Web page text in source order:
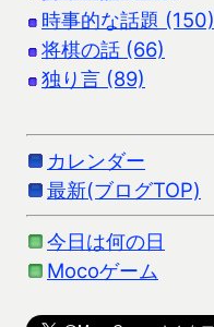
時事的な話題 (150)
将棋の話 (66)
独り言 (89)
カレンダー
最新(ブログTOP)
今日は何の日
Mocoゲーム